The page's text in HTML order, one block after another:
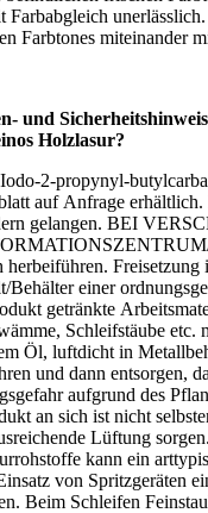
Farbabgleich
Farbtones miteinander
und
Holzlasur?
2-propynyl-
auf Anfrage
gelangen. BEI
Behälter einer
getränkte
Schleifstäube etc.
Öl, luftdicht in
und dann entsorgen,
aufgrund des
an sich ist nicht
Lüftung
kann ein
von Spritzgeräten
Beim Schleifen